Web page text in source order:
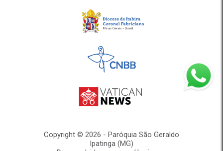
Copyright © 2026 - Paróquia São Geraldo
Ipatinga (MG)